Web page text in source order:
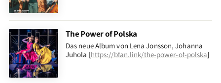
The Power of Polska
Das neue Album von Lena Jonsson, Johanna
Juhola [https://bfan.link/the-power-of-polska]